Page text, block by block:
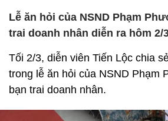
Lễ ăn hỏi của NSND Phạm
trai doanh nhân diễn ra hôm 2/
Tối 2/3, diễn viên Tiến Lộc chia
trong lễ ăn hỏi của NSND Phạm
bạn trai doanh nhân.